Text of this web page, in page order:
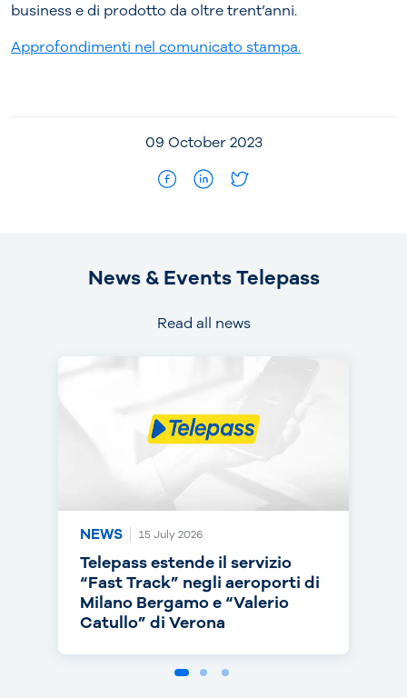
business e di prodotto da oltre trent’anni.
Approfondimenti nel comunicato stampa.
09 October 2023
News & Events Telepass
Read all news
NEWS 15 July 2026
Telepass estende il servizio
“Fast Track” negli aeroporti di
Milano Bergamo e “Valerio
Catullo” di Verona
NEWS 14 July 2026
Telepass punta sull’RC Auto e
torna on air con una nuova
campagna
NEWS 30 June 2026
Telepass cresce in europa: dal
1° luglio telepedaggio attivo
anche nei Paesi Bassi